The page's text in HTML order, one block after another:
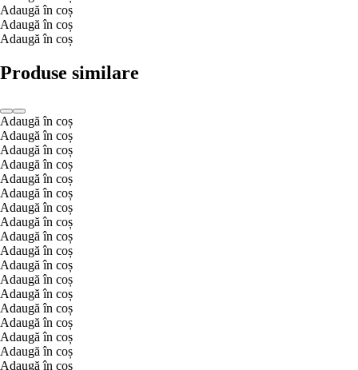
Adaugă în coș
Adaugă în coș
Adaugă în coș
Produse similare
Adaugă în coș
Adaugă în coș
Adaugă în coș
Adaugă în coș
Adaugă în coș
Adaugă în coș
Adaugă în coș
Adaugă în coș
Adaugă în coș
Adaugă în coș
Adaugă în coș
Adaugă în coș
Adaugă în coș
Adaugă în coș
Adaugă în coș
Adaugă în coș
Adaugă în coș
Adaugă în coș